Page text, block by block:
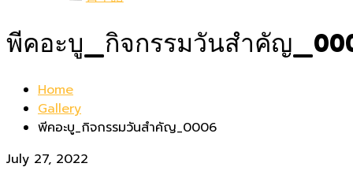
พีคอะบู_กิจกรรมวันสำคัญ
Home
Gallery
พีคอะบู_กิจกรรมวันสำคัญ_0006
July 27, 2022